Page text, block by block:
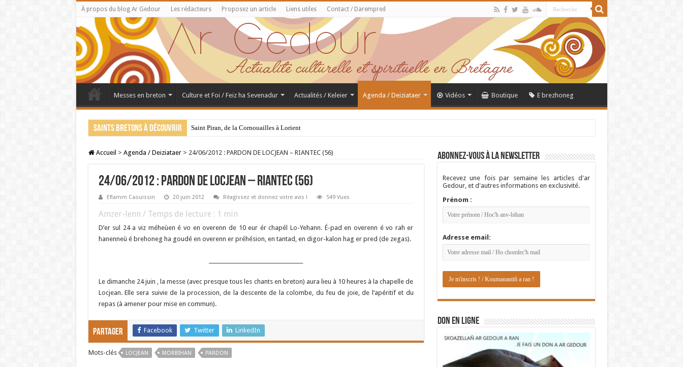
À propos du blog Ar Gedour Les rédacteurs Proposez un article Liens utiles Contact / Darempred
Messes en breton Culture et Foi / Feiz ha Sevenadur Actualités / Keleier Agenda / Deiziataer Vidéos Boutique E brezhoneg
Saints bretons à découvrir Saint Piran, de la Cornouailles à Lorient
Accueil > Agenda / Deiziataer > 24/06/2012 : PARDON DE LOCJEAN – RIANTEC (56)
24/06/2012 : PARDON DE LOCJEAN – RIANTEC (56)
Eflamm Caouissin 20 juin 2012 Réagissez et donnez votre avis ! 549 Vues
Amzer-lenn / Temps de lecture : 1 min
D’er sul 24 a viz méheùen é vo en overenn de 10 eur ér chapél Lo-Yehann. É-pad en overenn é vo rah er
hanenneù é brehoneg ha goudé en overenn er préhésion, en tantad, en digor-kalon hag er pred (de zegas).
Le dimanche 24 juin , la messe (avec presque tous les chants en breton) aura lieu à 10 heures à la chapelle de
Locjean. Elle sera suivie de la procession, de la descente de la colombe, du feu de joie, de l’apéritif et du
repas (à amener pour mise en commun).
Partager Facebook Twitter LinkedIn
Mots-clés LOCJEAN MORBIHAN PARDON
Abonnez-vous à la newsletter
Recevez une fois par semaine les articles d'ar
Gedour, et d'autres informations en exclusivité.
Prénom :
Adresse email:
DON EN LIGNE